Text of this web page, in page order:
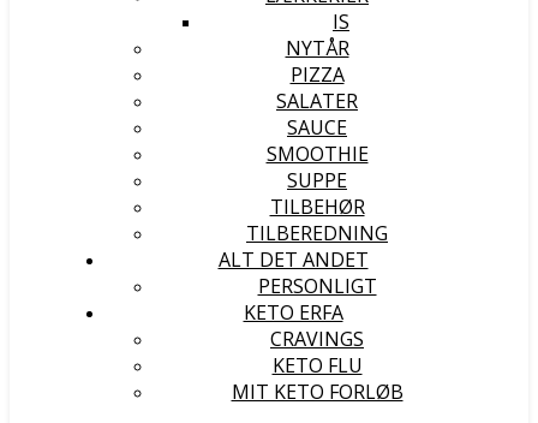
IS
NYTÅR
PIZZA
SALATER
SAUCE
SMOOTHIE
SUPPE
TILBEHØR
TILBEREDNING
ALT DET ANDET
PERSONLIGT
KETO ERFA
CRAVINGS
KETO FLU
MIT KETO FORLØB